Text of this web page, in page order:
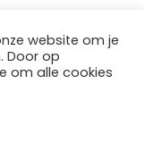
website om je
Door op
om alle cookies